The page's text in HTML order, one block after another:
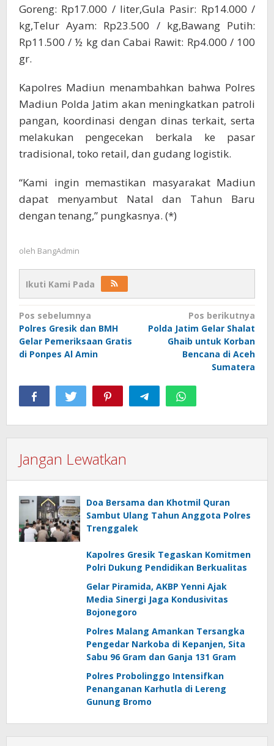
Goreng: Rp17.000 / liter,Gula Pasir: Rp14.000 /
kg,Telur Ayam: Rp23.500 / kg,Bawang Putih:
Rp11.500 / ½ kg dan Cabai Rawit: Rp4.000 / 100
gr.
Kapolres Madiun menambahkan bahwa Polres
Madiun Polda Jatim akan meningkatkan patroli
pangan, koordinasi dengan dinas terkait, serta
melakukan pengecekan berkala ke pasar
tradisional, toko retail, dan gudang logistik.
“Kami ingin memastikan masyarakat Madiun
dapat menyambut Natal dan Tahun Baru
dengan tenang,” pungkasnya. (*)
oleh BangAdmin
Ikuti Kami Pada
Navigasi
pos
Pos sebelumnya
Polres Gresik dan BMH
Gelar Pemeriksaan Gratis
di Ponpes Al Amin
Pos berikutnya
Polda Jatim Gelar Shalat
Ghaib untuk Korban
Bencana di Aceh
Sumatera
Jangan Lewatkan
Doa Bersama dan Khotmil Quran
Sambut Ulang Tahun Anggota Polres
Trenggalek
Kapolres Gresik Tegaskan Komitmen
Polri Dukung Pendidikan Berkualitas
Gelar Piramida, AKBP Yenni Ajak
Media Sinergi Jaga Kondusivitas
Bojonegoro
Polres Malang Amankan Tersangka
Pengedar Narkoba di Kepanjen, Sita
Sabu 96 Gram dan Ganja 131 Gram
Polres Probolinggo Intensifkan
Penanganan Karhutla di Lereng
Gunung Bromo